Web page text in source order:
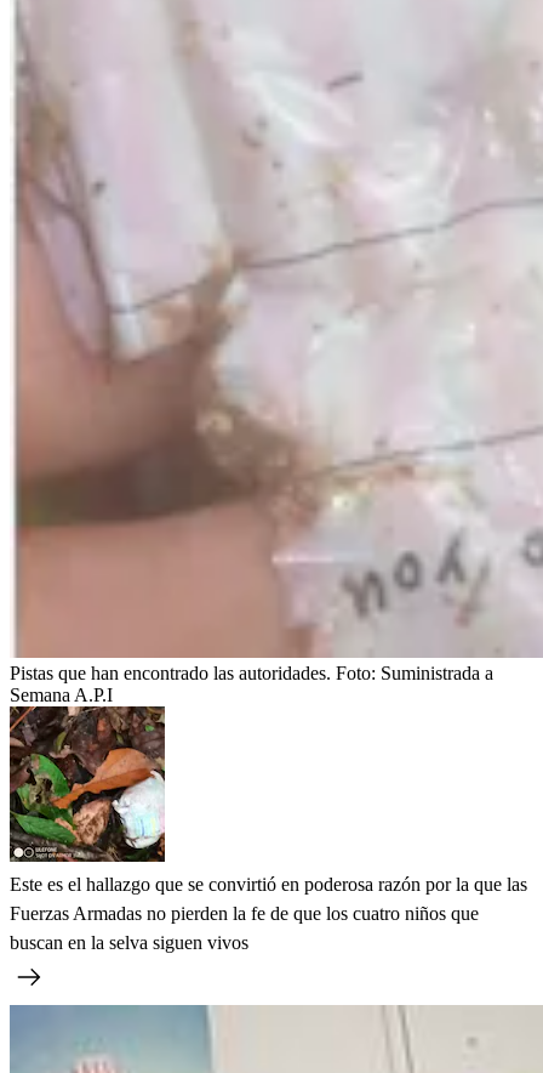
Pistas que han encontrado las autoridades. Foto: Suministrada a
Semana A.P.I
Este es el hallazgo que se convirtió en poderosa razón por la que las
Fuerzas Armadas no pierden la fe de que los cuatro niños que
buscan en la selva siguen vivos